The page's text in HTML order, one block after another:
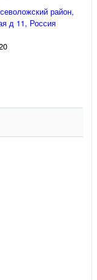
район,
д 11, Россия